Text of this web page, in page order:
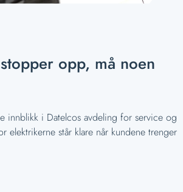
opp, må noen
innblikk i Datelcos avdeling for service og
elektrikerne står klare når kundene trenger